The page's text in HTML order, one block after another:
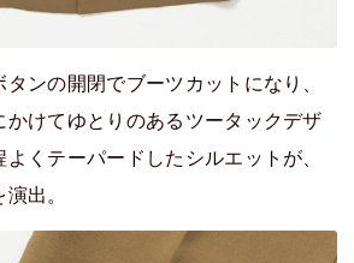
ンの開閉でブーツカットになり、
かけてゆとりのあるツータックデザ
くテーパードしたシルエットが、
出。